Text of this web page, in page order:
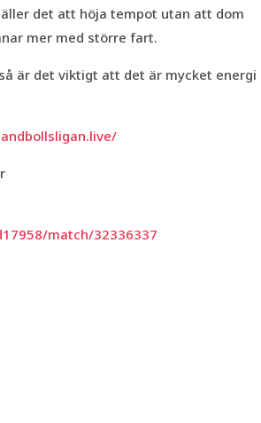
det att höja tempot utan att dom
mer med större fart.
är det viktigt att det är mycket energi
match/32336337